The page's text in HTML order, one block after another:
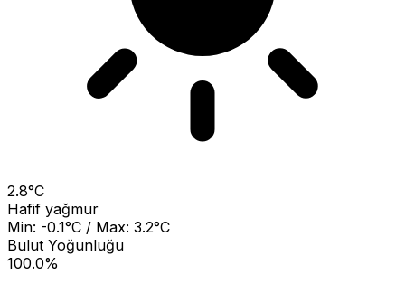
2.8°C
Hafif yağmur
Min: -0.1°C / Max: 3.2°C
Bulut Yoğunluğu
100.0%